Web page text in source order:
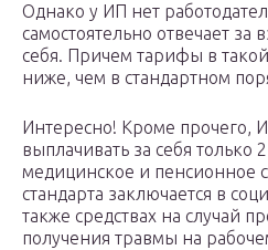
Однако у ИП нет
самостоятельно отвечает
себя. Причем тарифы в
ниже, чем в стандартном
Интересно! Кроме прочего,
выплачивать за себя только
медицинское и пенсионное
стандарта заключается в
также средствах на случай
получения травмы на